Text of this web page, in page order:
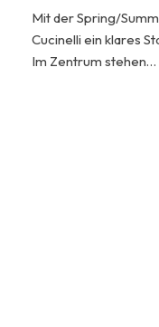
Mit der Spring/
Cucinelli ein klares
Im Zentrum stehen…